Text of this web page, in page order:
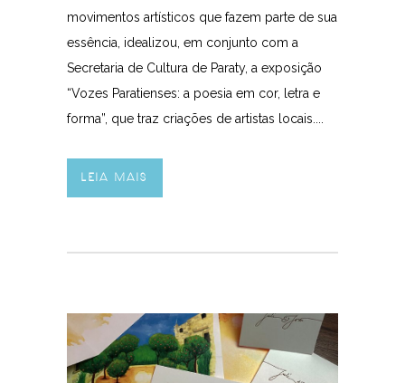
movimentos artísticos que fazem parte de sua
essência, idealizou, em conjunto com a
Secretaria de Cultura de Paraty, a exposição
“Vozes Paratienses: a poesia em cor, letra e
forma”, que traz criações de artistas locais....
LEIA MAIS